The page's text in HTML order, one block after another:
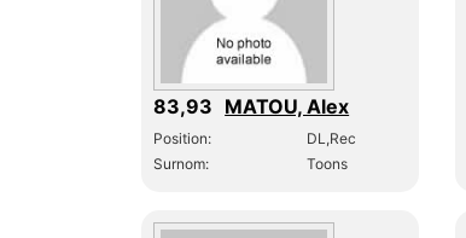
83,93 MATOU, Alex
Position:
DL,Rec
Surnom:
Toons